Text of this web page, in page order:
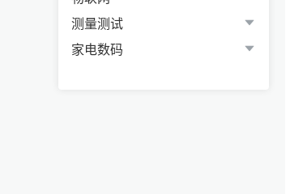
测量测试
家电数码